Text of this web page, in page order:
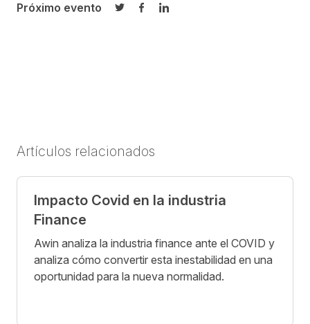
Próximo evento
Compartir en Twitter
Compartir en Facebook
Compartir en LinkedIn
Artículos relacionados
Impacto Covid en la industria
Finance
Awin analiza la industria finance ante el COVID y
analiza cómo convertir esta inestabilidad en una
oportunidad para la nueva normalidad.